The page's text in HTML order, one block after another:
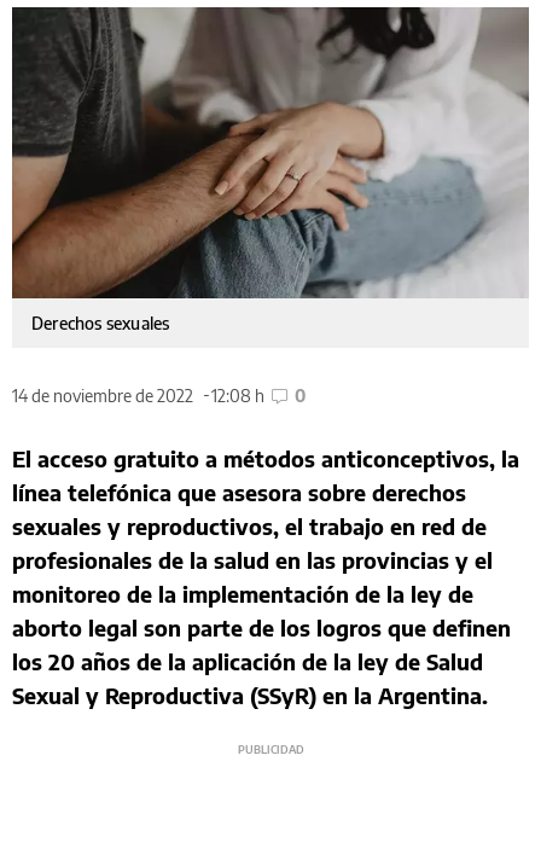
Derechos sexuales
14 de noviembre de 2022 12:08 h 0
El acceso gratuito a métodos anticonceptivos, la
línea telefónica que asesora sobre derechos
sexuales y reproductivos, el trabajo en red de
profesionales de la salud en las provincias y el
monitoreo de la implementación de la ley de
aborto legal son parte de los logros que definen
los 20 años de la aplicación de la ley de Salud
Sexual y Reproductiva (SSyR) en la Argentina.